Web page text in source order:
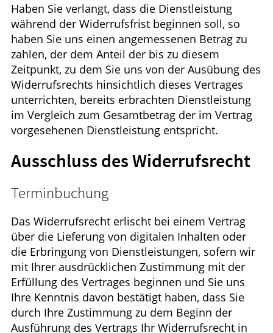
Haben Sie verlangt, dass die Dienstleistung
während der Widerrufsfrist beginnen soll, so
haben Sie uns einen angemessenen Betrag zu
zahlen, der dem Anteil der bis zu diesem
Zeitpunkt, zu dem Sie uns von der Ausübung des
Widerrufsrechts hinsichtlich dieses Vertrages
unterrichten, bereits erbrachten Dienstleistung
im Vergleich zum Gesamtbetrag der im Vertrag
vorgesehenen Dienstleistung entspricht.
Ausschluss des Widerrufsrecht
Terminbuchung
Das Widerrufsrecht erlischt bei einem Vertrag
über die Lieferung von digitalen Inhalten oder
die Erbringung von Dienstleistungen, sofern wir
mit Ihrer ausdrücklichen Zustimmung mit der
Erfüllung des Vertrages beginnen und Sie uns
Ihre Kenntnis davon bestätigt haben, dass Sie
durch Ihre Zustimmung zu dem Beginn der
Ausführung des Vertrags Ihr Widerrufsrecht in